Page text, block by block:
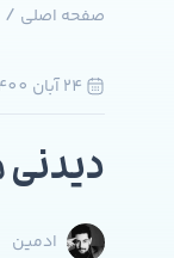
صفحه اصلی /
ادمین